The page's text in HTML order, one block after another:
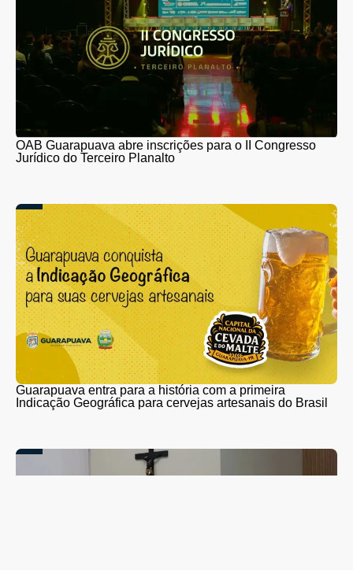
OAB Guarapuava abre inscrições para o II Congresso
Jurídico do Terceiro Planalto
Guarapuava entra para a história com a primeira
Indicação Geográfica para cervejas artesanais do Brasil